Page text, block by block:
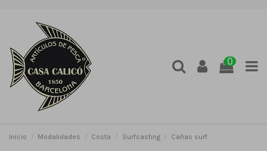
0
Inicio Modalidades Costa Surfcasting Cañas surf